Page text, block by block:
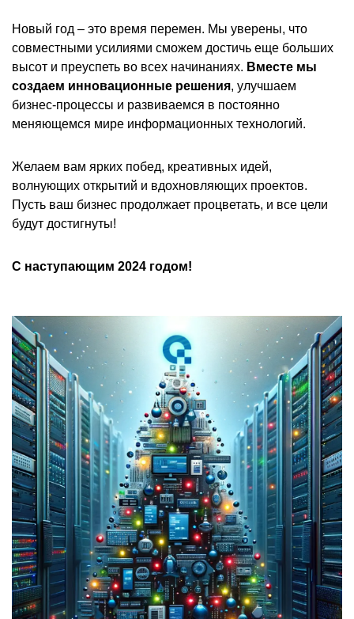
Новый год – это время перемен. Мы уверены, что
совместными усилиями сможем достичь еще больших
высот и преуспеть во всех начинаниях. Вместе мы
создаем инновационные решения, улучшаем
бизнес-процессы и развиваемся в постоянно
меняющемся мире информационных технологий.
Желаем вам ярких побед, креативных идей,
волнующих открытий и вдохновляющих проектов.
Пусть ваш бизнес продолжает процветать, и все цели
будут достигнуты!
С наступающим 2024 годом!